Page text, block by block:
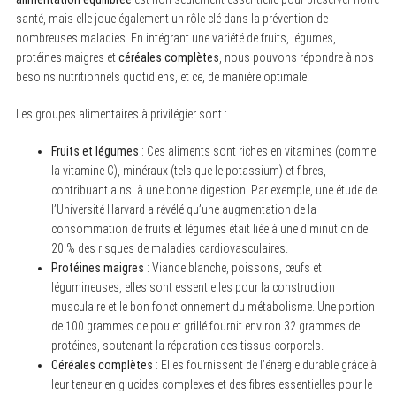
santé, mais elle joue également un rôle clé dans la prévention de
nombreuses maladies. En intégrant une variété de fruits, légumes,
protéines maigres etcéréales complètes , nous pouvons répondre à nos
besoins nutritionnels quotidiens, et ce, de manière optimale.
Les groupes alimentaires à privilégier sont :
Fruits et légumes : Ces aliments sont riches en vitamines (comme
la vitamine C), minéraux (tels que le potassium) et fibres,
contribuant ainsi à une bonne digestion. Par exemple, une étude de
l’Université Harvard a révélé qu’une augmentation de la
consommation de fruits et légumes était liée à une diminution de
20 % des risques de maladies cardiovasculaires.
Protéines maigres : Viande blanche, poissons, œufs et
légumineuses, elles sont essentielles pour la construction
musculaire et le bon fonctionnement du métabolisme. Une portion
de 100 grammes de poulet grillé fournit environ 32 grammes de
protéines, soutenant la réparation des tissus corporels.
Céréales complètes : Elles fournissent de l’énergie durable grâce à
leur teneur en glucides complexes et des fibres essentielles pour le